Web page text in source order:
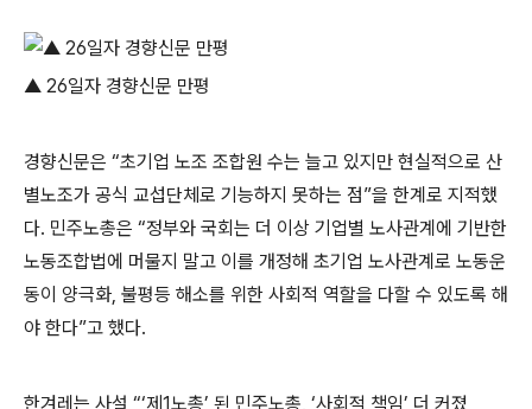
▲ 26일자 경향신문 만평
경향신문은 “초기업 노조 조합원 수는 늘고 있지만 현실적으로 산
별노조가 공식 교섭단체로 기능하지 못하는 점”을 한계로 지적했
다. 민주노총은 “정부와 국회는 더 이상 기업별 노사관계에 기반한
노동조합법에 머물지 말고 이를 개정해 초기업 노사관계로 노동운
동이 양극화, 불평등 해소를 위한 사회적 역할을 다할 수 있도록 해
야 한다”고 했다.
한겨레는 사설 “‘제1노총’ 된 민주노총, ‘사회적 책임’ 더 커졌